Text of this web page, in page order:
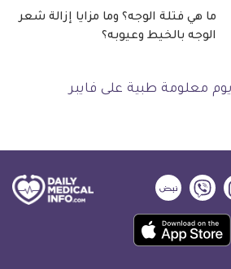
ما هي فتلة الوجه؟ وما مزايا إزالة شعر
الوجه بالخيط وعيوبه؟
ديلي
ميديكال
انفو
ديلي
ميديكال
انفو
ديلي
ميديكال
انفو
حمل
تطبيق